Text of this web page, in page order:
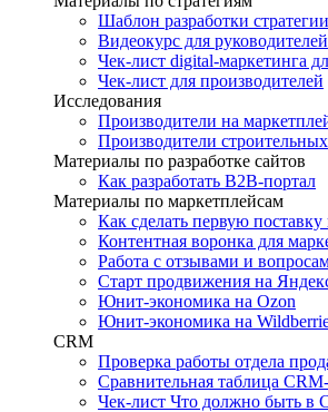
Шаблон разработки стратегии
Видеокурс для руководителей
Чек-лист digital-маркетинга
Чек-лист для производителей
Исследования
Производители на
Производители
Материалы по разработке сайтов
Как разработать B2B-портал
Материалы по маркетплейсам
Как сделать первую поставку
Контентная воронка для
Работа с отзывами и
Старт продвижения на
Юнит-экономика на Ozon
Юнит-экономика на
CRM
Проверка работы отдела
Сравнительная таблица
Чек-лист Что должно быть в